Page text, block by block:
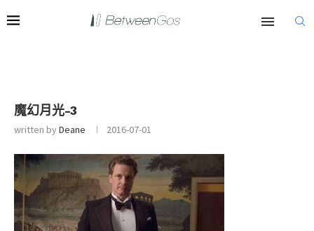
魔幻月光-3
written byDeane 2016-07-01